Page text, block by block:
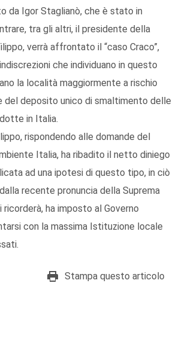
da Igor Staglianò, che è stato in
tra gli altri, il presidente della
verrà affrontato il “caso Craco”,
che individuano in questo
la località maggiormente a rischio
del deposito unico di smaltimento delle
in Italia.
rispondendo alle domande del
Italia, ha ribadito il netto diniego
ad una ipotesi di questo tipo, in ciò
recente pronuncia della Suprema
ha imposto al Governo
con la massima Istituzione locale
Stampa questo articolo